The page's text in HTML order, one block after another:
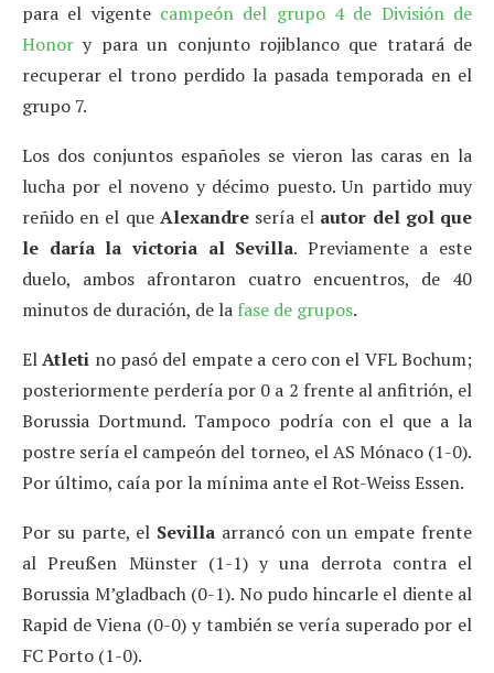
para el vigente campeón del grupo 4 de División de
Honor y para un conjunto rojiblanco que tratará de
recuperar el trono perdido la pasada temporada en el
grupo 7.
Los dos conjuntos españoles se vieron las caras en la
lucha por el noveno y décimo puesto. Un partido muy
reñido en el que Alexandresería el autor del gol que
le daría la victoria al Sevilla. Previamente a este
duelo, ambos afrontaron cuatro encuentros, de 40
minutos de duración, de la fase de grupos.
ElAtleti no pasó del empate a cero con el VFL Bochum;
posteriormente perdería por 0 a 2 frente al anfitrión, el
Borussia Dortmund. Tampoco podría con el que a la
postre sería el campeón del torneo, el AS Mónaco (1-0).
Por último, caía por la mínima ante el Rot-Weiss Essen.
Por su parte, el Sevilla arrancó con un empate frente
al Preußen Münster (1-1) y una derrota contra el
Borussia M’gladbach (0-1). No pudo hincarle el diente al
Rapid de Viena (0-0) y también se vería superado por el
FC Porto (1-0).